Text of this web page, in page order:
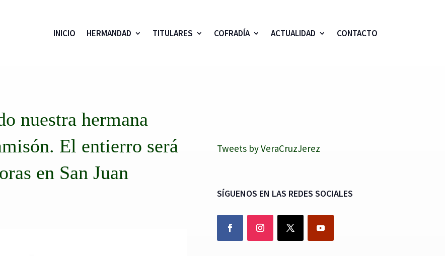
INICIO HERMANDAD TITULARES COFRADÍA ACTUALIDAD CONTACTO
nuestra hermana
El entierro será
en San Juan
Tweets by VeraCruzJerez
SÍGUENOS EN LAS REDES SOCIALES